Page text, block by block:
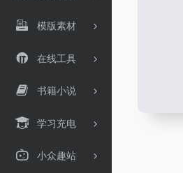
模版素材
在线工具
书籍小说
学习充电
小众趣站